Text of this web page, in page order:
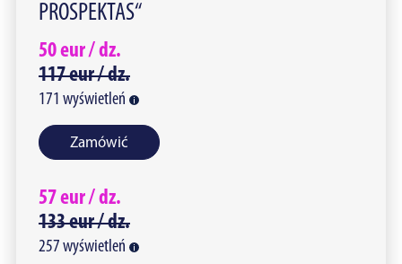
PROSPEKTAS“
50eur /dz.
117eur /dz.
171 wyświetleń
Zamówić
57eur /dz.
133eur /dz.
257 wyświetleń